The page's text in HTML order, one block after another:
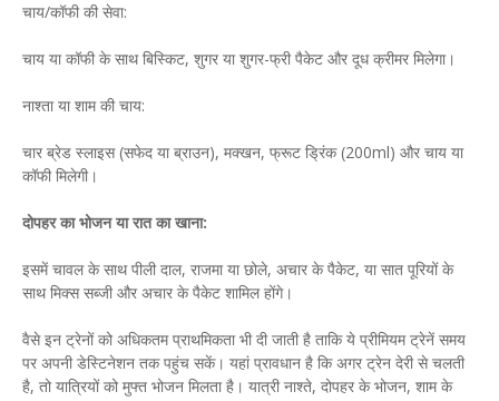
चाय/कॉफी की सेवा:
चाय या कॉफी के साथ बिस्किट, शुगर या शुगर-फ्री पैकेट और दूध क्रीमर मिलेगा।
नाश्ता या शाम की चाय:
चार ब्रेड स्लाइस (सफेद या ब्राउन), मक्खन, फ्रूट ड्रिंक (200ml) और चाय या
कॉफी मिलेगी।
दोपहर का भोजन या रात का खाना:
इसमें चावल के साथ पीली दाल, राजमा या छोले, अचार के पैकेट, या सात पूरियों के
साथ मिक्स सब्जी और अचार के पैकेट शामिल होंगे।
वैसे इन ट्रेनों को अधिकतम प्राथमिकता भी दी जाती है ताकि ये प्रीमियम ट्रेनें समय
पर अपनी डेस्टिनेशन तक पहुंच सकें। यहां प्रावधान है कि अगर ट्रेन देरी से चलती
है, तो यात्रियों को मुफ्त भोजन मिलता है। यात्री नाश्ते, दोपहर के भोजन, शाम के